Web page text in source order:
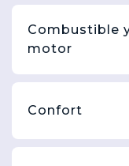
Combustible
motor
Confort